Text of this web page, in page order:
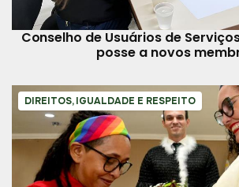
Conselho de Usuários de
posse a novos
DIREITOS, IGUALDADE E RESPEITO